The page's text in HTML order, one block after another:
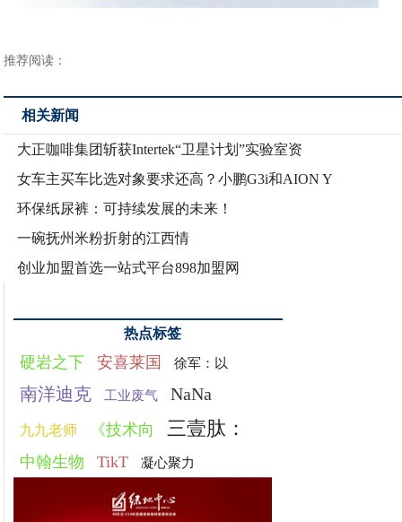
推荐阅读：
相关新闻
大正咖啡集团斩获Intertek“卫星计划”实验室资
女车主买车比选对象要求还高？小鹏G3i和AION Y
环保纸尿裤：可持续发展的未来！
一碗抚州米粉折射的江西情
创业加盟首选一站式平台898加盟网
热点标签
硬岩之下 安喜莱国 徐军：以
南洋迪克 工业废气 NaNa
九九老师 《技术向 三壹肽：
中翰生物 TikT 凝心聚力